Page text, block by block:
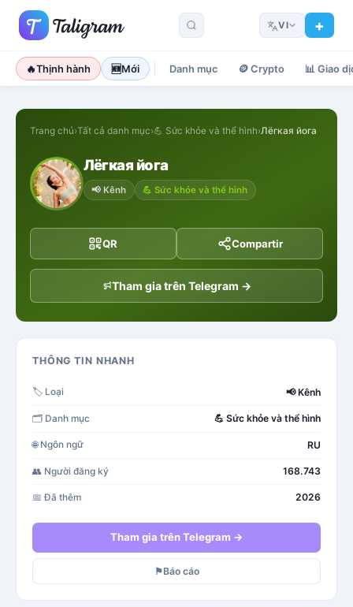
VI
🔥Thịnh hành 🆕Mới Danh mục 🪙 Crypto 📊 Giao
Trang chủ›Tất cả danh mục›💪 Sức khỏe và thể hình›Лёгкая йога
Лёгкая йога
📢 Kênh 💪 Sức khỏe và thể hình
QR Compartir
Tham gia trên Telegram →
THÔNG TIN NHANH
🏷️ Loại 📢 Kênh
🗂️ Danh mục 💪 Sức khỏe và thể hình
🌐Ngôn ngữ RU
👥 Người đăng ký 168.743
📅Đã thêm 2026
Tham gia trên Telegram →
⚑Báo cáo